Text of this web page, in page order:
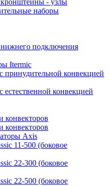
кронштейны - узлы
наборы
подключения
Itermic
принудительной конвекцией
естественной конвекцией
конвекторов
конвекторов
Axis
11-500 (боковое
22-300 (боковое
22-500 (боковое